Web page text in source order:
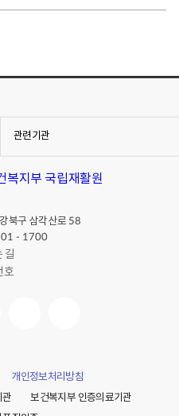
관련기관
북구 삼각산로 58
- 1700
길
호
개인정보처리방침
관
보건복지부 인증의료기관